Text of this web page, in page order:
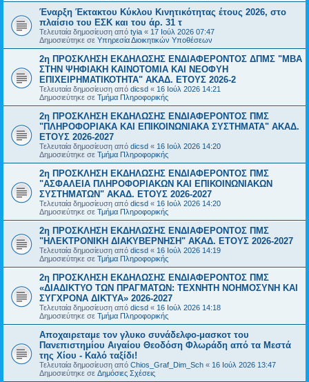
Έναρξη Έκτακτου Κύκλου Κινητικότητας έτους 2026, στο
πλαίσιο του ΕΣΚ και του άρ. 31 τ
Τελευταία δημοσίευση από tyia « 17 Ιούλ 2026 07:47
Δημοσιεύτηκε σε Υπηρεσία Διοικητικών Υποθέσεων
2η ΠΡΟΣΚΛΗΣΗ ΕΚΔΗΛΩΣΗΣ ΕΝΔΙΑΦΕΡΟΝΤΟΣ ΔΠΜΣ "ΜΒΑ
ΣΤΗΝ ΨΗΦΙΑΚΗ ΚΑΙΝΟΤΟΜΙΑ ΚΑΙ ΝΕΟΦΥΗ
ΕΠΙΧΕΙΡΗΜΑΤΙΚΟΤΗΤΑ" ΑΚΑΔ. ΕΤΟΥΣ 2026-2
Τελευταία δημοσίευση από dicsd « 16 Ιούλ 2026 14:21
Δημοσιεύτηκε σε Τμήμα Πληροφορικής
2η ΠΡΟΣΚΛΗΣΗ ΕΚΔΗΛΩΣΗΣ ΕΝΔΙΑΦΕΡΟΝΤΟΣ ΠΜΣ
"ΠΛΗΡΟΦΟΡΙΑΚΑ ΚΑΙ ΕΠΙΚΟΙΝΩΝΙΑΚΑ ΣΥΣΤΗΜΑΤΑ" ΑΚΑΔ.
ΕΤΟΥΣ 2026-2027
Τελευταία δημοσίευση από dicsd « 16 Ιούλ 2026 14:20
Δημοσιεύτηκε σε Τμήμα Πληροφορικής
2η ΠΡΟΣΚΛΗΣΗ ΕΚΔΗΛΩΣΗΣ ΕΝΔΙΑΦΕΡΟΝΤΟΣ ΠΜΣ
"ΑΣΦΑΛΕΙΑ ΠΛΗΡΟΦΟΡΙΑΚΩΝ ΚΑΙ ΕΠΙΚΟΙΝΩΝΙΑΚΩΝ
ΣΥΣΤΗΜΑΤΩΝ" ΑΚΑΔ. ΕΤΟΥΣ 2026-2027
Τελευταία δημοσίευση από dicsd « 16 Ιούλ 2026 14:20
Δημοσιεύτηκε σε Τμήμα Πληροφορικής
2η ΠΡΟΣΚΛΗΣΗ ΕΚΔΗΛΩΣΗΣ ΕΝΔΙΑΦΕΡΟΝΤΟΣ ΠΜΣ
"ΗΛΕΚΤΡΟΝΙΚΗ ΔΙΑΚΥΒΕΡΝΗΣΗ" ΑΚΑΔ. ΕΤΟΥΣ 2026-2027
Τελευταία δημοσίευση από dicsd « 16 Ιούλ 2026 14:19
Δημοσιεύτηκε σε Τμήμα Πληροφορικής
2η ΠΡΟΣΚΛΗΣΗ ΕΚΔΗΛΩΣΗΣ ΕΝΔΙΑΦΕΡΟΝΤΟΣ ΠΜΣ
«ΔΙΑΔΙΚΤΥΟ ΤΩΝ ΠΡΑΓΜΑΤΩΝ: ΤΕΧΝΗΤΗ ΝΟΗΜΟΣΥΝΗ ΚΑΙ
ΣΥΓΧΡΟΝΑ ΔΙΚΤΥΑ» 2026-2027
Τελευταία δημοσίευση από dicsd « 16 Ιούλ 2026 14:18
Δημοσιεύτηκε σε Τμήμα Πληροφορικής
Αποχαιρεταμε τον γλυκο συνάδελφο-μασκοτ του
Πανεπιστημίου Αιγαίου Θεοδόση Φλωράδη από τα Μεστά
της Χίου - Καλό ταξίδι!
Τελευταία δημοσίευση από Chios_Graf_Dim_Sch « 16 Ιούλ 2026 13:47
Δημοσιεύτηκε σε Δημόσιες Σχέσεις